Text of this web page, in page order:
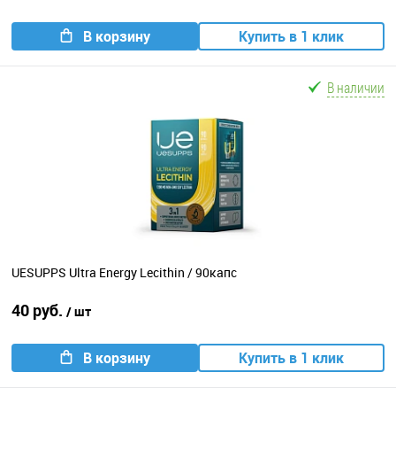
В корзину Купить в 1 клик
В наличии
UESUPPS Ultra Energy Lecithin / 90капс
40 руб. / шт
В корзину Купить в 1 клик